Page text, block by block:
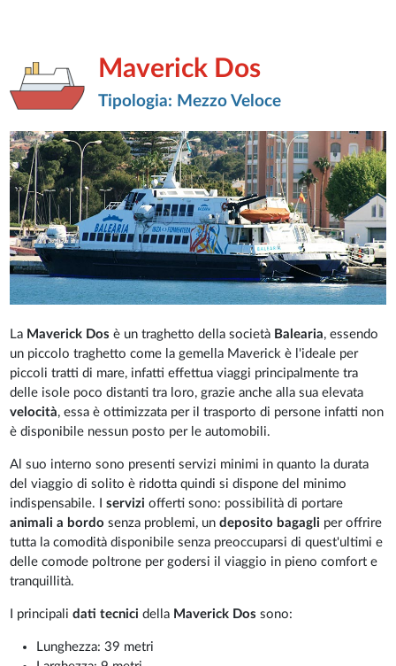
Maverick Dos
Tipologia: Mezzo Veloce
La Maverick Dos è un traghetto della società Balearia, essendo
un piccolo traghetto come la gemella Maverick è l'ideale per
piccoli tratti di mare, infatti effettua viaggi principalmente tra
delle isole poco distanti tra loro, grazie anche alla sua elevata
velocità, essa è ottimizzata per il trasporto di persone infatti non
è disponibile nessun posto per le automobili.
Al suo interno sono presenti servizi minimi in quanto la durata
del viaggio di solito è ridotta quindi si dispone del minimo
indispensabile. I servizi offerti sono: possibilità di portare
animali a bordo senza problemi, undeposito bagagli per offrire
tutta la comodità disponibile senza preoccuparsi di quest'ultimi e
delle comode poltrone per godersi il viaggio in pieno comfort e
tranquillità.
I principalidati tecnici della Maverick Dos sono:
Lunghezza: 39 metri